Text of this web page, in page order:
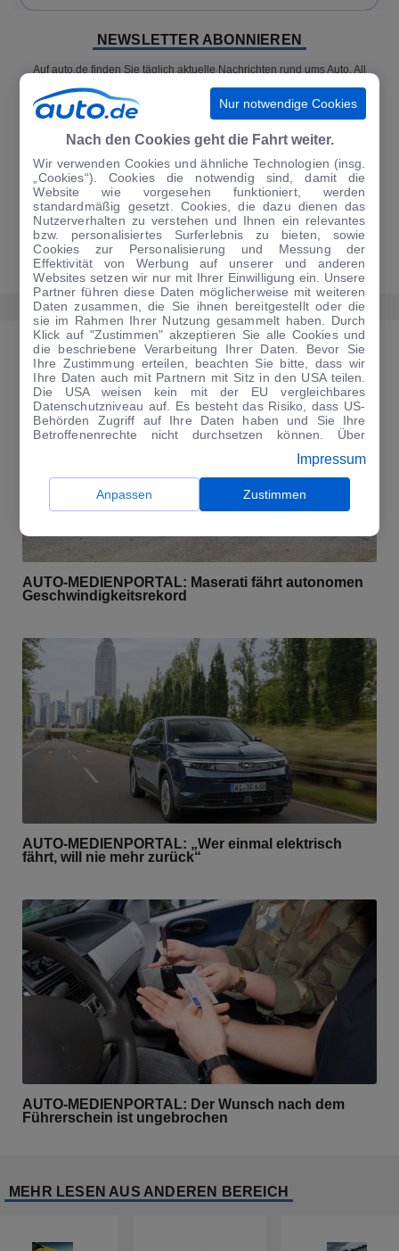
NEWSLETTER ABONNIEREN
Auf auto.de finden Sie täglich aktuelle Nachrichten rund ums Auto. All
Postfach. Sie können den täglichen Überblick zu den aktuellen
Nachrichten kostenlos abonnieren und sind so immer sofort informiert.
JETZT ANMELDEN
MEHR ERFAHREN AUS DEM BEREICH NEWS
AUTO-MEDIENPORTAL: Maserati fährt autonomen
Geschwindigkeitsrekord
AUTO-MEDIENPORTAL: „Wer einmal elektrisch
fährt, will nie mehr zurück“
AUTO-MEDIENPORTAL: Der Wunsch nach dem
Führerschein ist ungebrochen
MEHR LESEN AUS ANDEREN BEREICH
Nur notwendige Cookies
Nach den Cookies geht die Fahrt weiter.
Wir verwenden Cookies und ähnliche Technologien (insg.
„Cookies“). Cookies die notwendig sind, damit die
Website wie vorgesehen funktioniert, werden
standardmäßig gesetzt. Cookies, die dazu dienen das
Nutzerverhalten zu verstehen und Ihnen ein relevantes
bzw. personalisiertes Surferlebnis zu bieten, sowie
Cookies zur Personalisierung und Messung der
Effektivität von Werbung auf unserer und anderen
Websites setzen wir nur mit Ihrer Einwilligung ein. Unsere
Partner führen diese Daten möglicherweise mit weiteren
Daten zusammen, die Sie ihnen bereitgestellt oder die
sie im Rahmen Ihrer Nutzung gesammelt haben. Durch
Klick auf "Zustimmen" akzeptieren Sie alle Cookies und
die beschriebene Verarbeitung Ihrer Daten. Bevor Sie
Ihre Zustimmung erteilen, beachten Sie bitte, dass wir
Ihre Daten auch mit Partnern mit Sitz in den USA teilen.
Die USA weisen kein mit der EU vergleichbares
Datenschutzniveau auf. Es besteht das Risiko, dass US-
Behörden Zugriff auf Ihre Daten haben und Sie Ihre
Betroffenenrechte nicht durchsetzen können. Über
anpassen. Dies ist auch später jederzeit im Bereich
Cookie-Richtliniemöglich. Weitere Informationen finden
Sie in unsererDatenschutzerklärung .
Impressum
Anpassen Zustimmen